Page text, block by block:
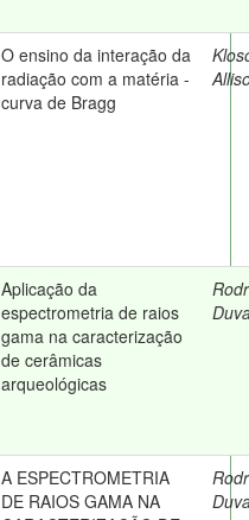
O ensino da interação da
radiação com a matéria -
curva de Bragg
Aplicação da
espectrometria de raios
gama na caracterização
de cerâmicas
arqueológicas
A ESPECTROMETRIA
DE RAIOS GAMA NA